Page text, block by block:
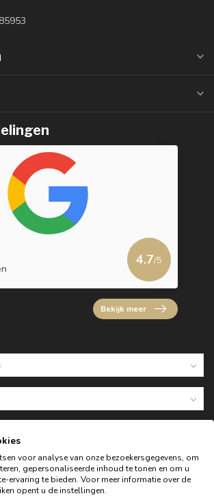
4.7/5
Bekijk meer
voor analyse van onze bezoekersgegevens, om
gepersonaliseerde inhoud te tonen en om u
ervaring te bieden. Voor meer informatie over de
opent u de instellingen.